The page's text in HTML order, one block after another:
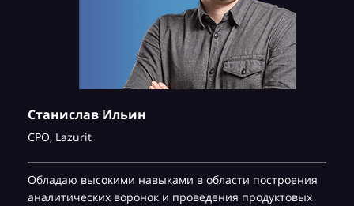
Станислав Ильин
CPO, Lazurit
Обладаю высокими навыками в области построения
аналитических воронок и проведения продуктовых